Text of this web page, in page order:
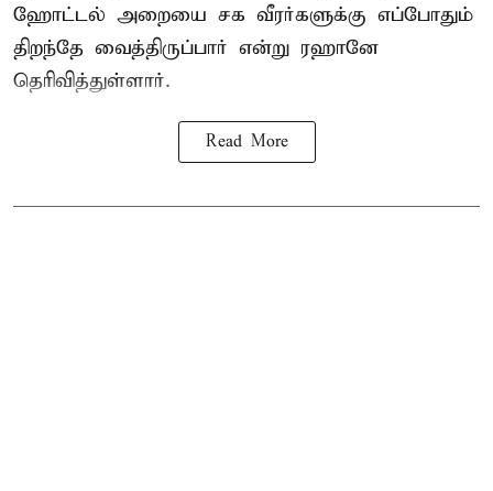
ஹோட்டல் அறையை சக வீரர்களுக்கு எப்போதும்
திறந்தே வைத்திருப்பார் என்று ரஹானே
தெரிவித்துள்ளார்.
Read More